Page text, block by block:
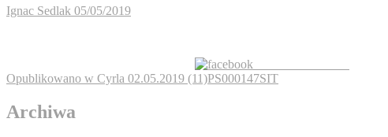
Ignac Sedlak 05/05/2019
Nawigacja
wpisu
Opublikowano w Cyrla 02.05.2019 (11)PS000147SIT
Archiwa